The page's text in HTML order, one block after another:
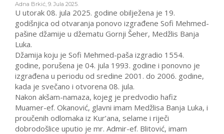
Adna Brkić, 9. Jula 2025.
U utorak 08. jula 2025. godine obilježena je 19.
godišnjica od otvaranja ponovo izgrađene Sofi Mehmed-
pašine džamije u džematu Gornji Šeher, Medžlis Banja
Luka.
Džamija koju je Sofi Mehmed-paša izgradio 1554.
godine, porušena je 04. jula 1993. godine i ponovno je
izgrađena u periodu od sredine 2001. do 2006. godine,
kada je svečano i otvorena 08. jula.
Nakon akšam-namaza, kojeg je predvodio hafiz
Muamer-ef. Okanović, glavni imam Medžlisa Banja Luka, i
proučenih odlomaka iz Kur’ana, selame i riječi
dobrodošlice uputio je mr. Admir-ef. Blitović, imam